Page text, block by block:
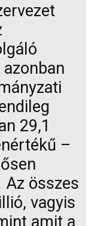
29,1
–
összes
vagyis
amit a